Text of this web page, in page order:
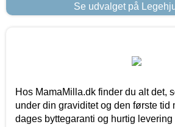
Se udvalget på
Hos MamaMilla.dk finder du alt det,
under din graviditet og den første tid
dages byttegaranti og hurtig levering